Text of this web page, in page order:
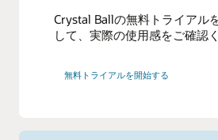
Crystal Ballの無料トライアル
して、実際の使用感をご確認
無料トライアルを開始する